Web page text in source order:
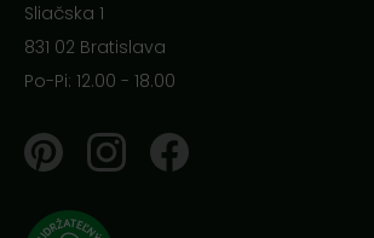
Sliačska 1
831 02 Bratislava
Po-Pi: 12.00 - 18.00
PinterestInstagramFacebook